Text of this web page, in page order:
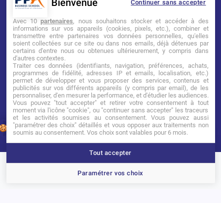
Mentions légales Tarifs CGI
Établissement d’Enseignement
Supérieur Technique Privé
Dernière mise à jour : Novembre 2025
Portes ouvertes
Continuer sans accepter
Bienvenue
Avec 10partenaires, nous souhaitons stocker et accéder à des
informations sur vos appareils (cookies, pixels, etc.), combiner et
transmettre entre partenaires vos données personnelles, qu'elles
soient collectées sur ce site ou dans nos emails, déjà détenues par
certains d'entre nous ou obtenues ultérieurement, y compris dans
d'autres contextes.
Traiter ces données (identifiants, navigation, préférences, achats,
programmes de fidélité, adresses IP et emails, localisation, etc.)
permet de développer et vous proposer des services, contenus et
publicités sur vos différents appareils (y compris par email), de les
personnaliser, d'en mesurer la performance, et d'étudier les audiences.
Vous pouvez "tout accepter" et retirer votre consentement à tout
moment via l'icône "cookie", ou "continuer sans accepter" les traceurs
et les activités soumises au consentement. Vous pouvez aussi
"paramétrer des choix" détaillés et vous opposer aux traitements non
soumis au consentement. Vos choix sont valables pour 6 mois.
Paramétrer vos choix
Tout accepter
1